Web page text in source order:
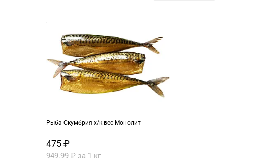
Рыба Скумбрия х/к вес Монолит
475 ₽
949.99 ₽ за 1 кг